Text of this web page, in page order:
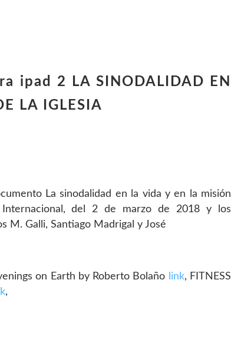
ipad 2 LA SINODALIDAD EN
LA IGLESIA
La sinodalidad en la vida y en la misión
del 2 de marzo de 2018 y los
M. Galli, Santiago Madrigal y José
on Earth by Roberto Bolaño link, FITNESS
,